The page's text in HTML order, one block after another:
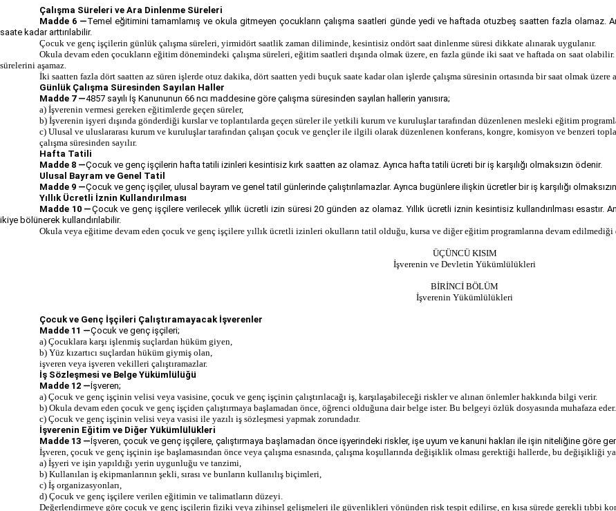
Çalışma Süreleri ve Ara Dinlenme Süreleri
Madde 6 —Temel eğitimini tamamlamış ve okula gitmeyen çocukların çalışma saatleri günde yedi ve haftada otuzbeş saatten fazla olamaz.
saate kadar arttırılabilir.
Çocuk ve genç işçilerin günlük çalışma süreleri, yirmidört saatlik zaman diliminde, kesintisiz ondört saat dinlenme süresi dikkate alınarak uygulanır.
Okula devam eden çocukların eğitim dönemindeki çalışma süreleri, eğitim saatleri dışında olmak üzere, en fazla günde iki saat ve haftada on saat
sürelerini aşamaz.
İki saatten fazla dört saatten az süren işlerde otuz dakika, dört saatten yedi buçuk saate kadar olan işlerde çalışma süresinin ortasında bir saat olmak
Günlük Çalışma Süresinden Sayılan Haller
Madde 7 —4857 sayılı İş Kanununun 66 ncı maddesine göre çalışma süresinden sayılan hallerin yanısıra;
a) İşverenin vermesi gereken eğitimlerde geçen süreler,
b) İşverenin işyeri dışında gönderdiği kurslar ve toplantılarda geçen süreler ile yetkili kurum ve kuruluşlar tarafından düzenlenen mesleki eğitim
c) Ulusal ve uluslararası kurum ve kuruluşlar tarafından çalışan çocuk ve gençler ile ilgili olarak düzenlenen konferans, kongre, komisyon ve benzeri
çalışma süresinden sayılır.
Hafta Tatili
Madde 8 —Çocuk ve genç işçilerin hafta tatili izinleri kesintisiz kırk saatten az olamaz. Ayrıca hafta tatili ücreti bir iş karşılığı olmaksızın ödenir.
Ulusal Bayram ve Genel Tatil
Madde 9 —Çocuk ve genç işçiler, ulusal bayram ve genel tatil günlerinde çalıştırılamazlar. Ayrıca bugünlere ilişkin ücretler bir iş karşılığı
Yıllık Ücretli İznin Kullandırılması
Madde 10 —Çocuk ve genç işçilere verilecek yıllık ücretli izin süresi 20 günden az olamaz. Yıllık ücretli iznin kesintisiz kullandırılması
ikiye bölünerek kullandırılabilir.
Okula veya eğitime devam eden çocuk ve genç işçilere yıllık ücretli izinleri okulların tatil olduğu, kursa ve diğer eğitim programlarına devam
ÜÇÜNCÜ KISIM
İşverenin ve Devletin Yükümlülükleri
BİRİNCİ BÖLÜM
İşverenin Yükümlülükleri
Çocuk ve Genç İşçileri Çalıştıramayacak İşverenler
Madde 11 —Çocuk ve genç işçileri;
a) Çocuklara karşı işlenmiş suçlardan hüküm giyen,
b) Yüz kızartıcı suçlardan hüküm giymiş olan,
işveren veya işveren vekilleri çalıştıramazlar.
İş Sözleşmesi ve Belge Yükümlülüğü
Madde 12 —İşveren;
a) Çocuk ve genç işçinin velisi veya vasisine, çocuk ve genç işçinin çalıştırılacağı iş, karşılaşabileceği riskler ve alınan önlemler hakkında bilgi verir.
b) Okula devam eden çocuk ve genç işçiden çalıştırmaya başlamadan önce, öğrenci olduğuna dair belge ister. Bu belgeyi özlük dosyasında muhafaza eder.
c) Çocuk ve genç işçinin velisi veya vasisi ile yazılı iş sözleşmesi yapmak zorundadır.
İşverenin Eğitim ve Diğer Yükümlülükleri
Madde 13 —İşveren, çocuk ve genç işçilere, çalıştırmaya başlamadan önce işyerindeki riskler, işe uyum ve kanuni hakları ile işin niteliğine göre
İşveren, çocuk ve genç işçinin işe başlamasından önce veya çalışma esnasında, çalışma koşullarında değişiklik olması gerektiği hallerde, bu değişikliği
a) İşyeri ve işin yapıldığı yerin uygunluğu ve tanzimi,
b) Kullanılan iş ekipmanlarının şekli, sırası ve bunların kullanılış biçimleri,
c) İş organizasyonları,
d) Çocuk ve genç işçilere verilen eğitimin ve talimatların düzeyi.
Değerlendirmeye göre çocuk ve genç işçilerin fiziki veya zihinsel gelişmeleri ile güvenlikleri yönünden risk tespit edilirse, en kısa sürede gerekli tıbbi